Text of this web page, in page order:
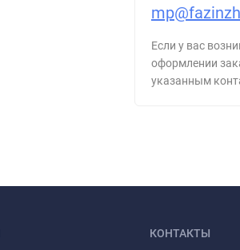
Если у вас
оформлении
указанным
КОНТАКТЫ